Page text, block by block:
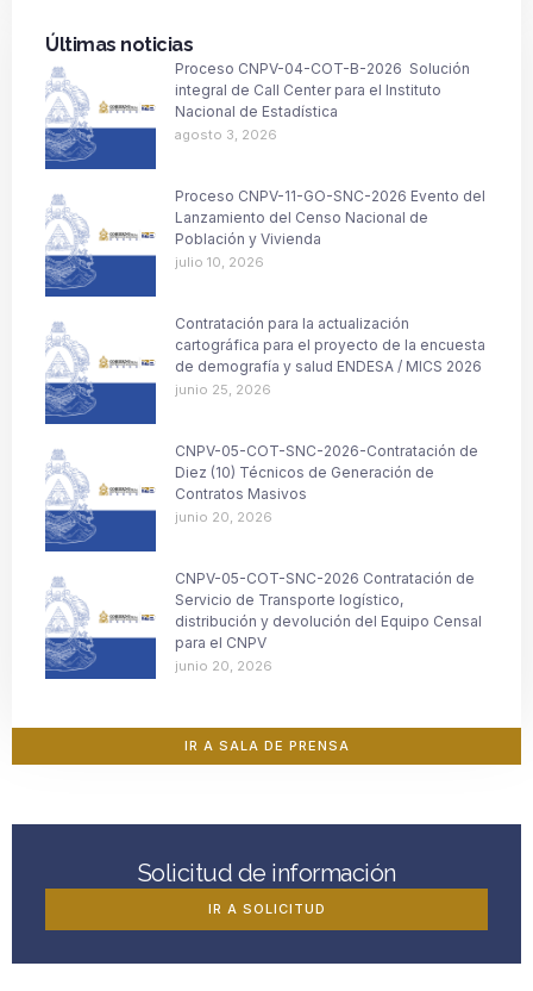
Últimas noticias
Proceso CNPV-04-COT-B-2026 Solución
integral de Call Center para el Instituto
Nacional de Estadística
agosto 3, 2026
Proceso CNPV-11-GO-SNC-2026 Evento del
Lanzamiento del Censo Nacional de
Población y Vivienda
julio 10, 2026
Contratación para la actualización
cartográfica para el proyecto de la encuesta
de demografía y salud ENDESA / MICS 2026
junio 25, 2026
CNPV-05-COT-SNC-2026-Contratación de
Diez (10) Técnicos de Generación de
Contratos Masivos
junio 20, 2026
CNPV-05-COT-SNC-2026 Contratación de
Servicio de Transporte logístico,
distribución y devolución del Equipo Censal
para el CNPV
junio 20, 2026
IR A SALA DE PRENSA
Solicitud de información
IR A SOLICITUD